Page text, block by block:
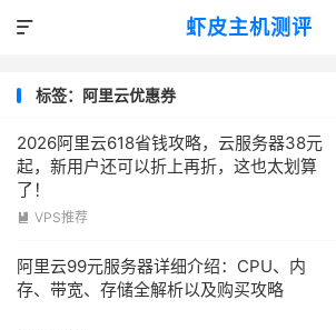
虾皮主机测评

标签：阿里云优惠券
2026阿里云618省钱攻略，云服务器38元
起，新用户还可以折上再折，这也太划算
了！
 VPS推荐
阿里云99元服务器详细介绍：CPU、内
存、带宽、存储全解析以及购买攻略